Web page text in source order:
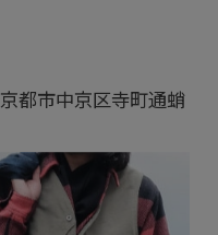
都市中京区寺町通蛸